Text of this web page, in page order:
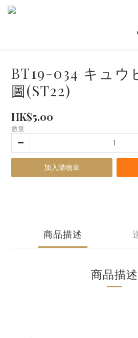
BT19-034 キュウ
圖(ST22)
HK$5.00
數量
加入購物車
商品描述
商品描述